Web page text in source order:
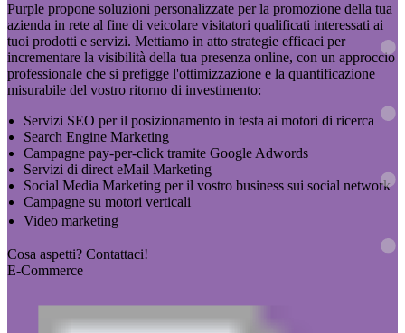
Purple propone soluzioni personalizzate per la promozione della tua
azienda in rete al fine di veicolare visitatori qualificati interessati ai
tuoi prodotti e servizi. Mettiamo in atto strategie efficaci per
incrementare la visibilità della tua presenza online, con un approccio
professionale che si prefigge l'ottimizzazione e la quantificazione
misurabile del vostro ritorno di investimento:
Servizi SEO per il posizionamento in testa ai motori di ricerca
Search Engine Marketing
Campagne pay-per-click tramite Google Adwords
Servizi di direct eMail Marketing
Social Media Marketing per il vostro business sui social network
Campagne su motori verticali
Video marketing
Cosa aspetti? Contattaci!
E-Commerce